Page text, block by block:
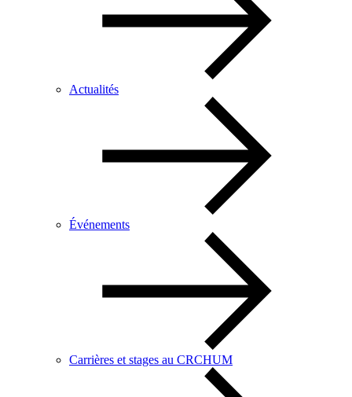
Actualités
Événements
Carrières et stages au CRCHUM